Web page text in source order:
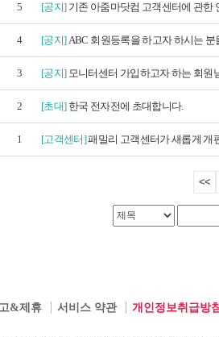
5 [공지] 기존 아줌마닷컴 고객센터에 관한
4 [공지]ABC 회원등록을 하고자 하시는 분
3 [공지] 모니터센터 가입하고자 하는 회원
2 [초대] 한국 전자전에 초대합니다.
1 [고객센터]패밀리 고객센터가 새롭게 개
<<